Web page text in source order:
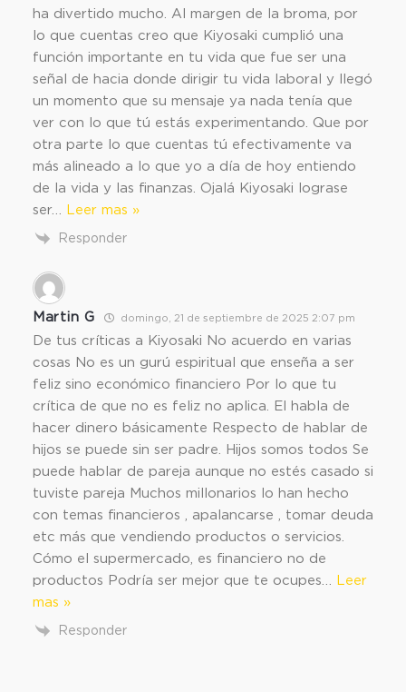
ha divertido mucho. Al margen de la broma, por
lo que cuentas creo que Kiyosaki cumplió una
función importante en tu vida que fue ser una
señal de hacia donde dirigir tu vida laboral y llegó
un momento que su mensaje ya nada tenía que
ver con lo que tú estás experimentando. Que por
otra parte lo que cuentas tú efectivamente va
más alineado a lo que yo a día de hoy entiendo
de la vida y las finanzas. Ojalá Kiyosaki lograse
ser
Leer mas »
Responder
Martin G domingo, 21 de septiembre de 2025 2:07 pm
De tus críticas a Kiyosaki No acuerdo en varias
cosas No es un gurú espiritual que enseña a ser
feliz sino económico financiero Por lo que tu
crítica de que no es feliz no aplica. El habla de
hacer dinero básicamente Respecto de hablar de
hijos se puede sin ser padre. Hijos somos todos Se
puede hablar de pareja aunque no estés casado si
tuviste pareja Muchos millonarios lo han hecho
con temas financieros , apalancarse , tomar deuda
etc más que vendiendo productos o servicios.
Cómo el supermercado, es financiero no de
productos Podría ser mejor que te ocupes
Leer
mas »
Responder